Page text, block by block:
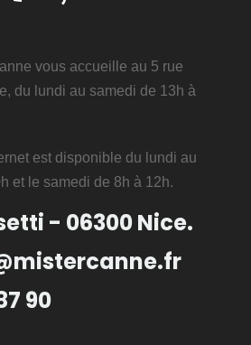
vous accueille au 5 rue
du lundi au samedi de 13h à
est disponible du lundi au
et le samedi de 8h à 12h.
- 06300 Nice.
90